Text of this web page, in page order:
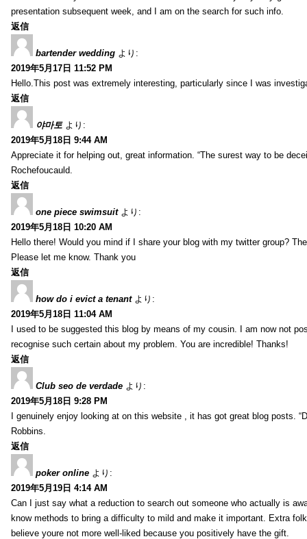
presentation subsequent week, and I am on the search for such info.
返信
bartender wedding より:
2019年5月17日 11:52 PM
Hello.This post was extremely interesting, particularly since I was
返信
야마토 より:
2019年5月18日 9:44 AM
Appreciate it for helping out, great information. “The surest way to be
Rochefoucauld.
返信
one piece swimsuit より:
2019年5月18日 10:20 AM
Hello there! Would you mind if I share your blog with my twitter group?
Please let me know. Thank you
返信
how do i evict a tenant より:
2019年5月18日 11:04 AM
I used to be suggested this blog by means of my cousin. I am now not
recognise such certain about my problem. You are incredible! Thanks!
返信
Club seo de verdade より:
2019年5月18日 9:28 PM
I genuinely enjoy looking at on this website , it has got great blog posts.
Robbins.
返信
poker online より:
2019年5月19日 4:14 AM
Can I just say what a reduction to search out someone who actually is
know methods to bring a difficulty to mild and make it important. Extra
believe youre not more well-liked because you positively have the gift.